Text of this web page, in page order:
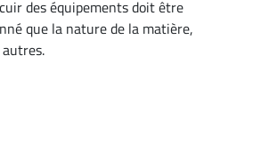
des équipements doit être
que la nature de la matière,